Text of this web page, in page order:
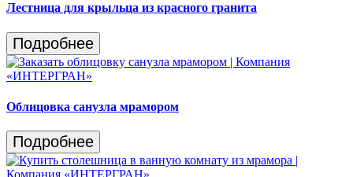
Лестница для крыльца из красного гранита
Подробнее
Облицовка санузла мрамором
Подробнее